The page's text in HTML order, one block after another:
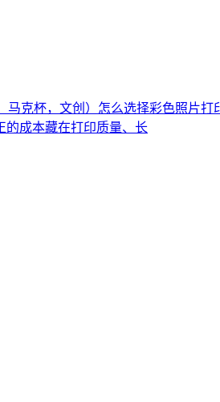
克杯，文创）怎么选择彩色照片打
成本藏在打印质量、长